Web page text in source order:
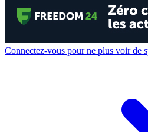
Connectez-vous pour ne plus voir de